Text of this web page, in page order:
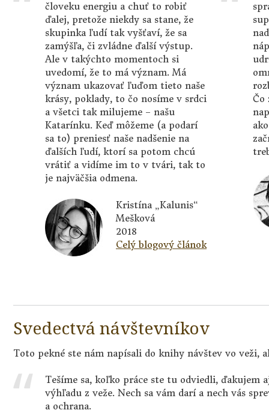
človeku energiu a chuť to robiť
ďalej, pretože niekdy sa stane, že
skupinka ľudí tak vyšťaví, že sa
zamýšľa, či zvládne ďalší výstup.
Ale v takýchto momentoch si
uvedomí, že to má význam. Má
význam ukazovať ľuďom tieto naše
krásy, poklady, to čo nosíme v srdci
a všetci tak milujeme – našu
Katarínku. Keď môžeme (a podarí
sa to) preniesť naše nadšenie na
ďalších ľudí, ktorí sa potom chcú
vrátiť a vidíme im to v tvári, tak to
je najväčšia odmena.
Kristína „Kalunis“
Mešková
2018
Celý blogový článok
Čo
Svedectvá návštevníkov
Toto pekné ste nám napísali do knihy návštev vo veži,
Tešíme sa, koľko práce ste tu odviedli, ďakujem
výhľadu z veže. Nech sa vám darí a nech vás
a ochrana.